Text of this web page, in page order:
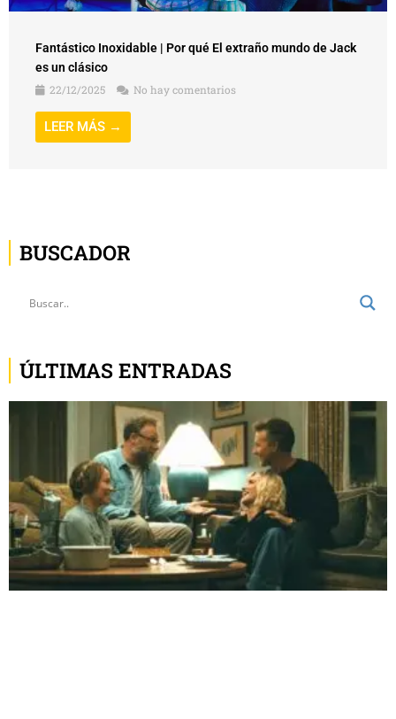
Fantástico Inoxidable | Por qué El extraño mundo de Jack
es un clásico
22/12/2025
No hay comentarios
LEER MÁS →
BUSCADOR
ÚLTIMAS ENTRADAS